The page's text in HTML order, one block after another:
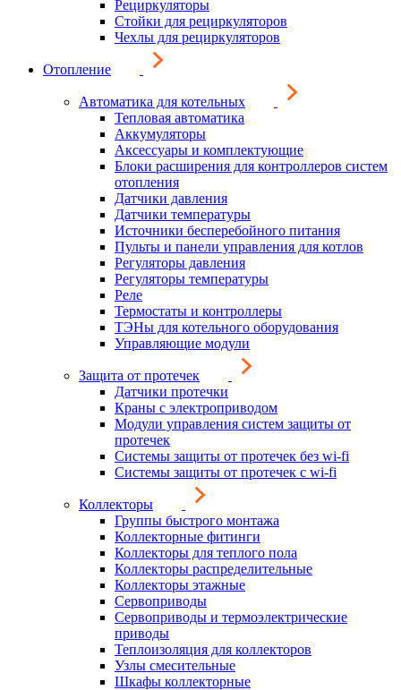
Рециркуляторы
Стойки для рециркуляторов
Чехлы для рециркуляторов
Отопление
Автоматика для котельных
Тепловая автоматика
Аккумуляторы
Аксессуары и комплектующие
Блоки расширения для контроллеров систем
отопления
Датчики давления
Датчики температуры
Источники бесперебойного питания
Пульты и панели управления для котлов
Регуляторы давления
Регуляторы температуры
Реле
Термостаты и контроллеры
ТЭНы для котельного оборудования
Управляющие модули
Защита от протечек
Датчики протечки
Краны с электроприводом
Модули управления систем защиты от
протечек
Системы защиты от протечек без wi-fi
Системы защиты от протечек с wi-fi
Коллекторы
Группы быстрого монтажа
Коллекторные фитинги
Коллекторы для теплого пола
Коллекторы распределительные
Коллекторы этажные
Сервоприводы
Сервоприводы и термоэлектрические
приводы
Теплоизоляция для коллекторов
Узлы смесительные
Шкафы коллекторные